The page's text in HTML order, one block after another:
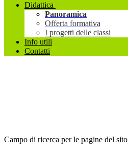
Didattica
Panoramica
Offerta formativa
I progetti delle classi
Info utili
Contatti
Campo di ricerca per le pagine del sito